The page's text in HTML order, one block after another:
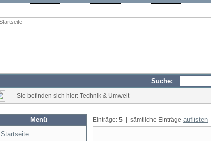
Suche:
Sie befinden sich hier: Technik & Umwelt
Menü
Startseite
Einträge: 5 | sämtliche Einträge auflisten